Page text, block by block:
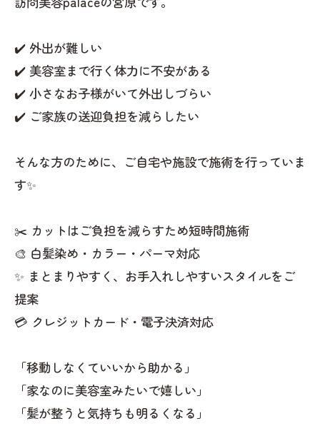
✔️ 外出が難しい
✔️ 美容室まで行く体力に不安がある
✔️ 小さなお子様がいて外出しづらい
✔️ ご家族の送迎負担を減らしたい
そんな方のために、ご自宅や施設で施術を行っていま
す✨
✂️ カットはご負担を減らすため短時間施術
🎨 白髪染め・カラー・パーマ対応
✨ まとまりやすく、お手入れしやすいスタイルをご
提案
💳 クレジットカード・電子決済対応
「移動しなくていいから助かる」
「家なのに美容室みたいで嬉しい」
「髪が整うと気持ちも明るくなる」